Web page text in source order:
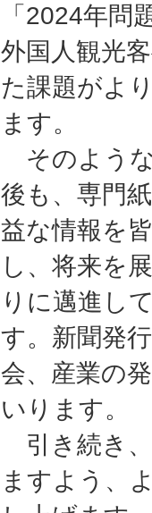
「2024年問
外国人観光
た課題がよ
ます。
そのよう
後も、専門
益な情報を
し、将来を
りに邁進し
す。新聞発
会、産業の
いります。
引き続き
ますよう、